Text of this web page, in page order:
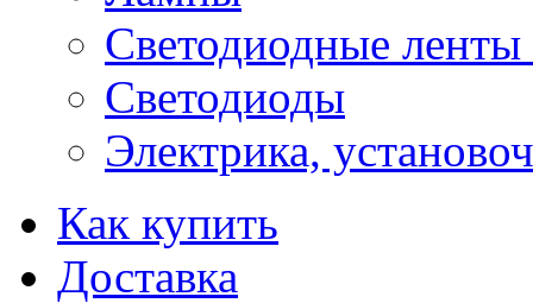
Светодиодные
Светодиоды
Электрика,
Как купить
Доставка